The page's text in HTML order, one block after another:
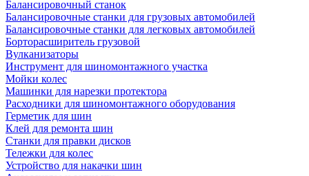
Балансировочный станок
Балансировочные станки для грузовых автомобилей
Балансировочные станки для легковых автомобилей
Борторасширитель грузовой
Вулканизаторы
Инструмент для шиномонтажного участка
Мойки колес
Машинки для нарезки протектора
Расходники для шиномонтажного оборудования
Герметик для шин
Клей для ремонта шин
Станки для правки дисков
Тележки для колес
Устройство для накачки шин